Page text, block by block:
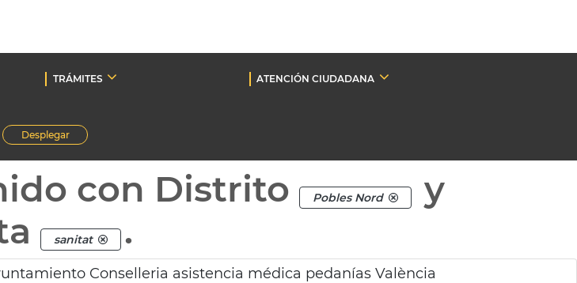
TRÁMITES
ATENCIÓN CIUDADANA
Desplegar
con Distrito Pobles Nord
y
sanitat .
Conselleria asistencia médica pedanías València